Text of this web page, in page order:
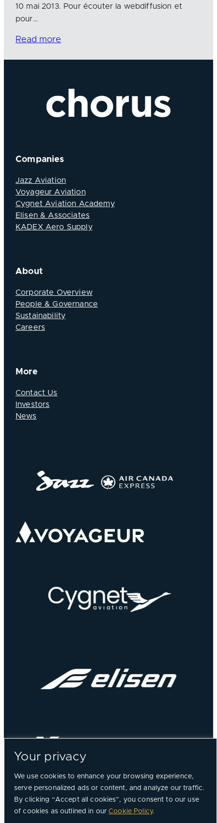
Your privacy
We use cookies to enhance your browsing experience,
serve personalized ads or content, and analyze our traffic.
By clicking “Accept all cookies”, you consent to our use
of cookies as outlined in ourCookie Policy.
10 mai 2013. Pour écouter la webdiffusion et
pour…
Read more
Companies
Jazz Aviation
Voyageur Aviation
Cygnet Aviation Academy
Elisen & Associates
KADEX Aero Supply
About
Corporate Overview
People & Governance
Sustainability
Careers
More
Contact Us
Investors
News
© 2026, Chorus Aviation All Rights Reserved.